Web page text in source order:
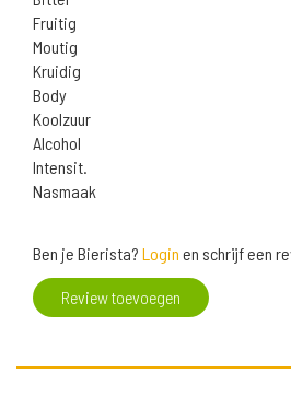
Fruitig
Moutig
Kruidig
Body
Koolzuur
Alcohol
Intensit.
Nasmaak
Ben je Bierista? Login en schrijf een
Review toevoegen